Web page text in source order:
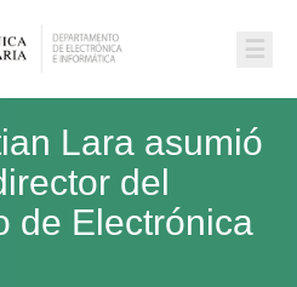
☰
Lara asumió
del
de Electrónica